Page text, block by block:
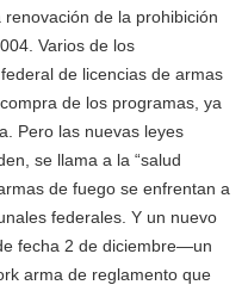
de la prohibición
Varios de los
de licencias de armas
de los programas, ya
Pero las nuevas leyes
se llama a la “salud
de fuego se enfrentan a
federales. Y un nuevo
fecha 2 de diciembre—un
arma de reglamento que